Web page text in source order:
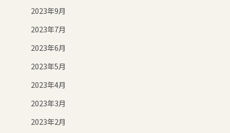
2023年9月
2023年7月
2023年6月
2023年5月
2023年4月
2023年3月
2023年2月